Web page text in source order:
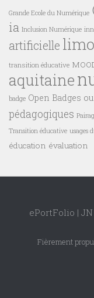
Grande Ecole du Numérique
ia Inclusion Numérique
artificielle
transition éducative
aquitaine
badge Open Badges
pédagogiques
Transition éducative usages
éducation évaluation
ePortFolio |
Fièrement